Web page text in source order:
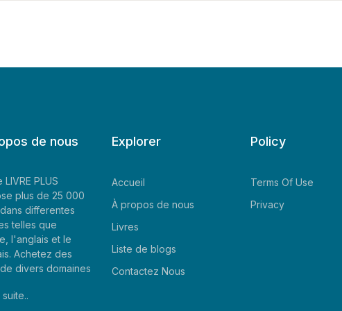
de nous
LIVRE PLUS
plus de 25 000
differentes
telles que
l'anglais et le
Achetez des
divers domaines
Explorer
Accueil
À propos de nous
Livres
Liste de blogs
Contactez Nous
Policy
Terms Of Use
Privacy